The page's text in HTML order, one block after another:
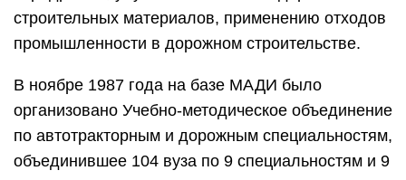
строительных материалов, применению отходов
промышленности в дорожном строительстве.
В ноябре 1987 года на базе МАДИ было
организовано Учебно-методическое объединение
по автотракторным и дорожным специальностям,
объединившее 104 вуза по 9 специальностям и 9